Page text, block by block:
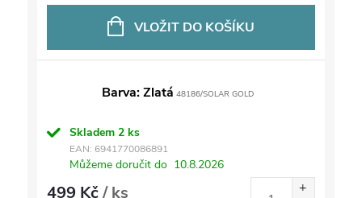
VLOŽIT DO KOŠÍKU
Barva: Zlatá 48186/SOLAR GOLD
Skladem 2 ks
EAN: 6941770086891
Můžeme doručit do 10.8.2026
499 Kč/ ks